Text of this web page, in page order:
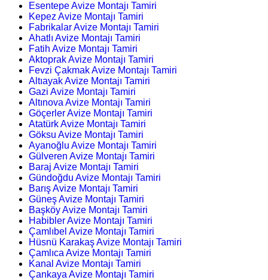
Esentepe Avize Montajı Tamiri
Kepez Avize Montajı Tamiri
Fabrikalar Avize Montajı Tamiri
Ahatlı Avize Montajı Tamiri
Fatih Avize Montajı Tamiri
Aktoprak Avize Montajı Tamiri
Fevzi Çakmak Avize Montajı Tamiri
Altıayak Avize Montajı Tamiri
Gazi Avize Montajı Tamiri
Altınova Avize Montajı Tamiri
Göçerler Avize Montajı Tamiri
Atatürk Avize Montajı Tamiri
Göksu Avize Montajı Tamiri
Ayanoğlu Avize Montajı Tamiri
Gülveren Avize Montajı Tamiri
Baraj Avize Montajı Tamiri
Gündoğdu Avize Montajı Tamiri
Barış Avize Montajı Tamiri
Güneş Avize Montajı Tamiri
Başköy Avize Montajı Tamiri
Habibler Avize Montajı Tamiri
Çamlıbel Avize Montajı Tamiri
Hüsnü Karakaş Avize Montajı Tamiri
Çamlıca Avize Montajı Tamiri
Kanal Avize Montajı Tamiri
Çankaya Avize Montajı Tamiri